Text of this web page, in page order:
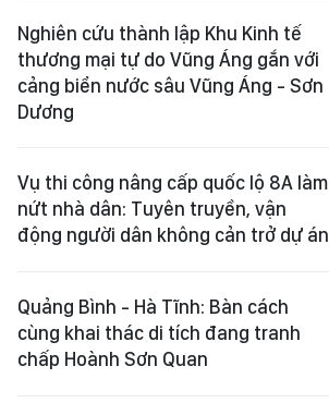
Nghiên cứu thành lập Khu Kinh tế
thương mại tự do Vũng Áng gắn với
cảng biển nước sâu Vũng Áng - Sơn
Dương
Vụ thi công nâng cấp quốc lộ 8A làm
nứt nhà dân: Tuyên truyền, vận
động người dân không cản trở dự án
Quảng Bình - Hà Tĩnh: Bàn cách
cùng khai thác di tích đang tranh
chấp Hoành Sơn Quan